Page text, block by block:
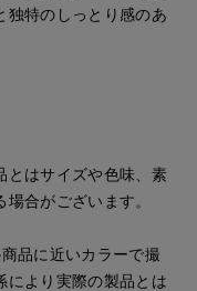
独特のしっとり感のあ
とはサイズや色味、素
合がございます。
品に近いカラーで撮
により実際の製品とは